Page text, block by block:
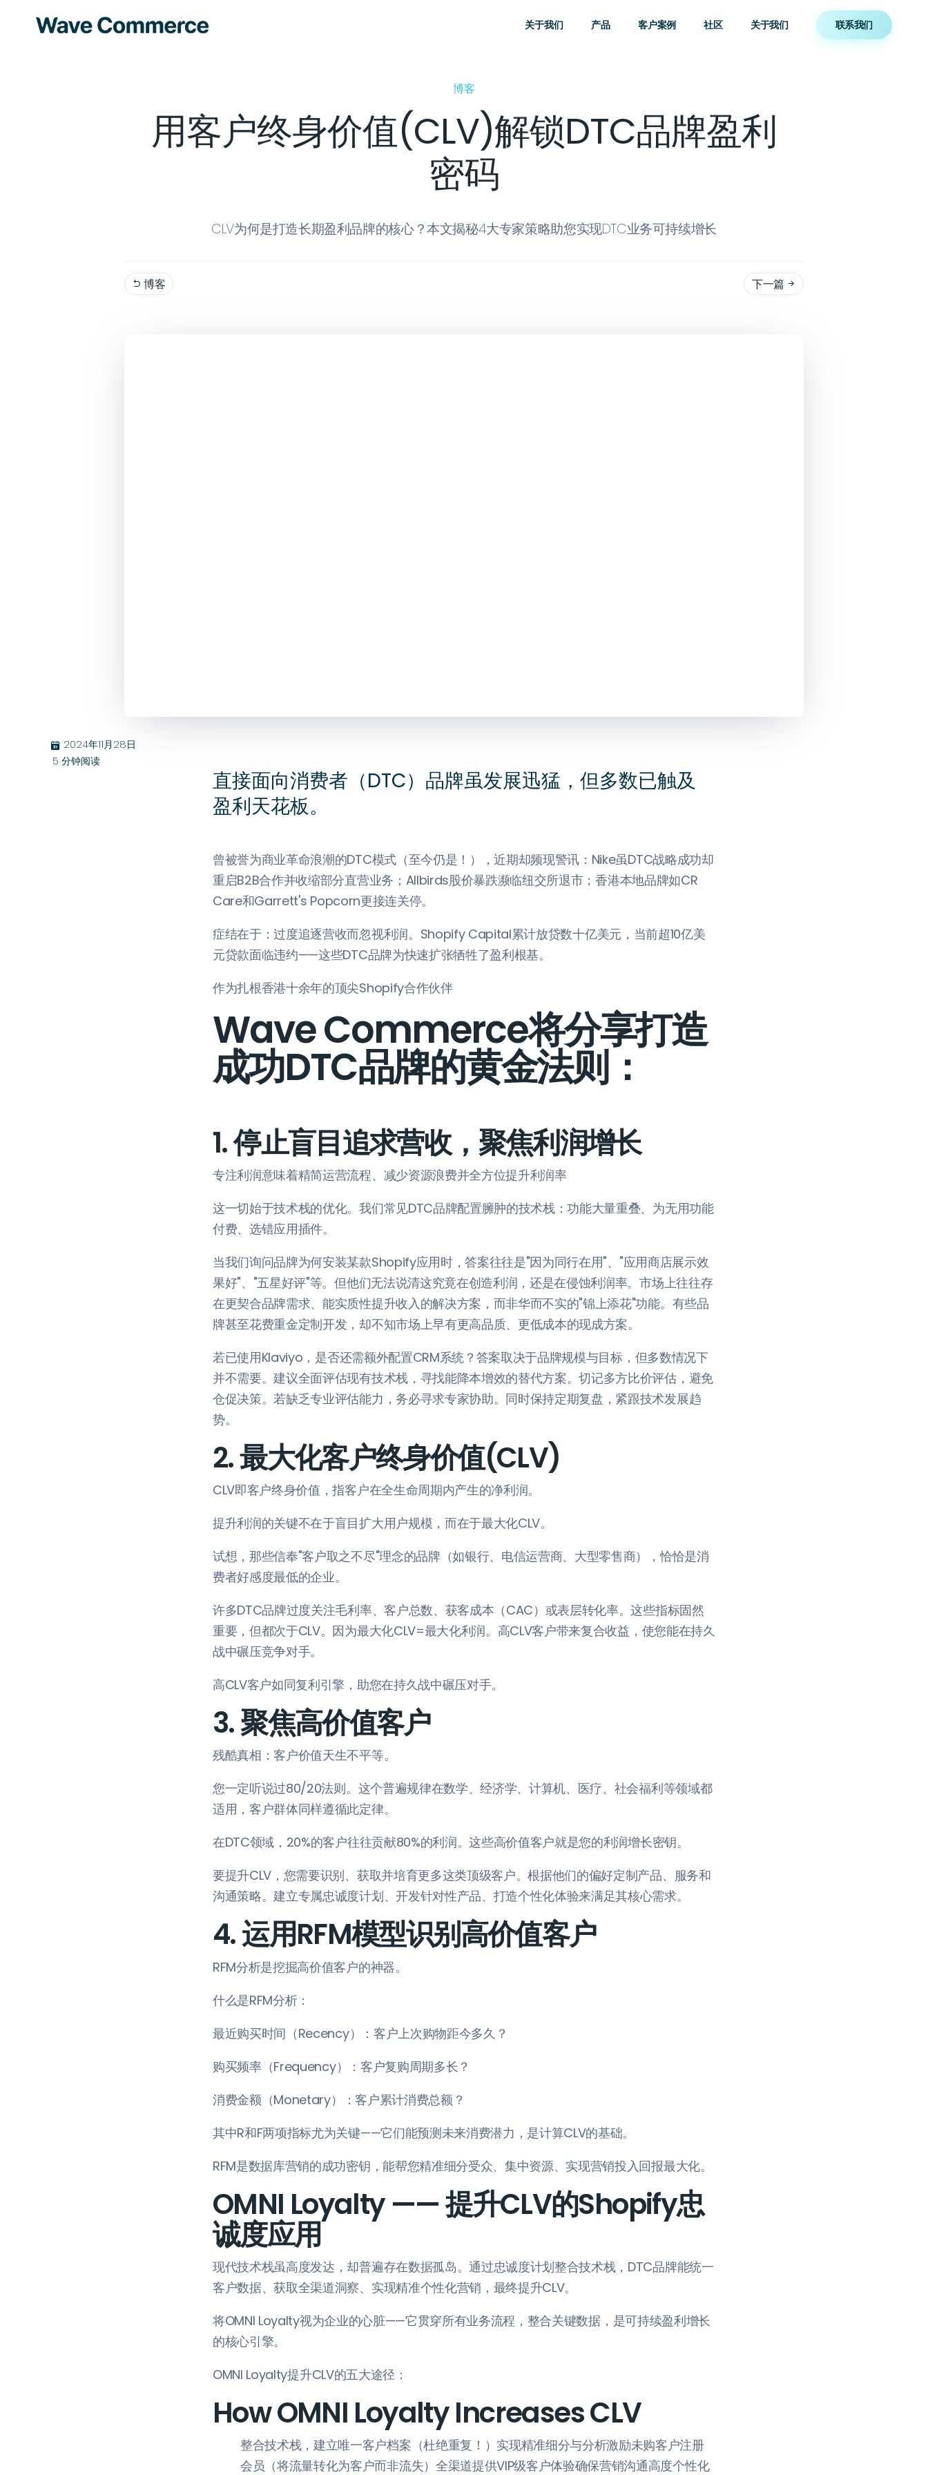
关于我们 产品 客户案例 社区 关于我们 联系我们
博客
用客户终身价值(CLV)解锁DTC品牌盈利
密码
CLV为何是打造长期盈利品牌的核心？本文揭秘4大专家策略助您实现DTC业务可持续增长
 博客 下一篇 
בּ 2024年11月28日
5 分钟阅读
直接面向消费者（DTC）品牌虽发展迅猛，但多数已触及
盈利天花板。
曾被誉为商业革命浪潮的DTC模式（至今仍是！），近期却频现警讯：Nike虽DTC战略成功却
重启B2B合作并收缩部分直营业务；Allbirds股价暴跌濒临纽交所退市；香港本地品牌如CR
Care和Garrett's Popcorn更接连关停。
症结在于：过度追逐营收而忽视利润。Shopify Capital累计放贷数十亿美元，当前超10亿美
元贷款面临违约——这些DTC品牌为快速扩张牺牲了盈利根基。
作为扎根香港十余年的顶尖Shopify合作伙伴
Wave Commerce将分享打造
成功DTC品牌的黄金法则：
1. 停止盲目追求营收，聚焦利润增长
专注利润意味着精简运营流程、减少资源浪费并全方位提升利润率
这一切始于技术栈的优化。我们常见DTC品牌配置臃肿的技术栈：功能大量重叠、为无用功能
付费、选错应用插件。
当我们询问品牌为何安装某款Shopify应用时，答案往往是"因为同行在用"、"应用商店展示效
果好"、"五星好评"等。但他们无法说清这究竟在创造利润，还是在侵蚀利润率。市场上往往存
在更契合品牌需求、能实质性提升收入的解决方案，而非华而不实的"锦上添花"功能。有些品
牌甚至花费重金定制开发，却不知市场上早有更高品质、更低成本的现成方案。
若已使用Klaviyo，是否还需额外配置CRM系统？答案取决于品牌规模与目标，但多数情况下
并不需要。建议全面评估现有技术栈，寻找能降本增效的替代方案。切记多方比价评估，避免
仓促决策。若缺乏专业评估能力，务必寻求专家协助。同时保持定期复盘，紧跟技术发展趋
势。
2. 最大化客户终身价值(CLV)
CLV即客户终身价值，指客户在全生命周期内产生的净利润。
提升利润的关键不在于盲目扩大用户规模，而在于最大化CLV。
试想，那些信奉"客户取之不尽"理念的品牌（如银行、电信运营商、大型零售商），恰恰是消
费者好感度最低的企业。
许多DTC品牌过度关注毛利率、客户总数、获客成本（CAC）或表层转化率。这些指标固然
重要，但都次于CLV。因为最大化CLV=最大化利润。高CLV客户带来复合收益，使您能在持久
战中碾压竞争对手。
高CLV客户如同复利引擎，助您在持久战中碾压对手。
3. 聚焦高价值客户
残酷真相：客户价值天生不平等。
您一定听说过80/20法则。这个普遍规律在数学、经济学、计算机、医疗、社会福利等领域都
适用，客户群体同样遵循此定律。
在DTC领域，20%的客户往往贡献80%的利润。这些高价值客户就是您的利润增长密钥。
要提升CLV，您需要识别、获取并培育更多这类顶级客户。根据他们的偏好定制产品、服务和
沟通策略。建立专属忠诚度计划、开发针对性产品、打造个性化体验来满足其核心需求。
4. 运用RFM模型识别高价值客户
RFM分析是挖掘高价值客户的神器。
什么是RFM分析：
最近购买时间（Recency）：客户上次购物距今多久？
购买频率（Frequency）：客户复购周期多长？
消费金额（Monetary）：客户累计消费总额？
其中R和F两项指标尤为关键——它们能预测未来消费潜力，是计算CLV的基础。
RFM是数据库营销的成功密钥，能帮您精准细分受众、集中资源、实现营销投入回报最大化。
OMNI Loyalty —— 提升CLV的Shopify忠
诚度应用
现代技术栈虽高度发达，却普遍存在数据孤岛。通过忠诚度计划整合技术栈，DTC品牌能统一
客户数据、获取全渠道洞察、实现精准个性化营销，最终提升CLV。
将OMNI Loyalty视为企业的心脏——它贯穿所有业务流程，整合关键数据，是可持续盈利增长
的核心引擎。
OMNI Loyalty提升CLV的五大途径：
How OMNI Loyalty Increases CLV
整合技术栈，建立唯一客户档案（杜绝重复！）实现精准细分与分析激励未购客户注册
会员（将流量转化为客户而非流失）全渠道提供VIP级客户体验确保营销沟通高度个性化